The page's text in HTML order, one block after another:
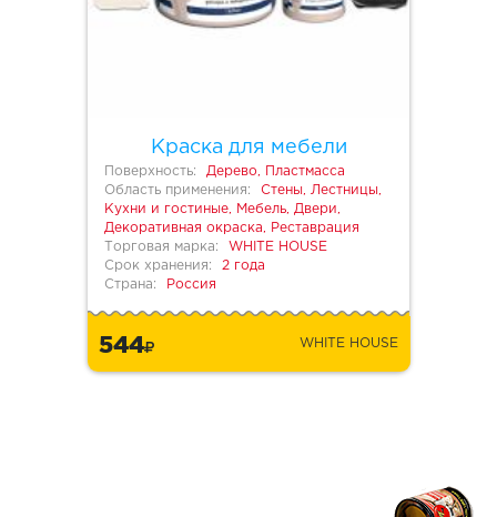
Краска для мебели
Поверхность:
Дерево, Пластмасса
Область применения:
Стены, Лестницы,
Кухни и гостиные, Мебель, Двери,
Декоративная окраска, Реставрация
Торговая марка:
WHITE HOUSE
Срок хранения:
2 года
Страна:
Россия
544 WHITE HOUSE